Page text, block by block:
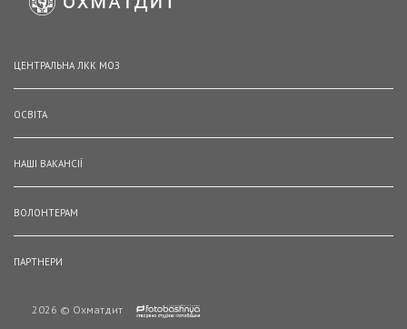
ЦЕНТРАЛЬНА ЛКК МОЗ
ОСВІТА
НАШІ ВАКАНСІЇ
ВОЛОНТЕРАМ
ПАРТНЕРИ
2026 © Охматдит